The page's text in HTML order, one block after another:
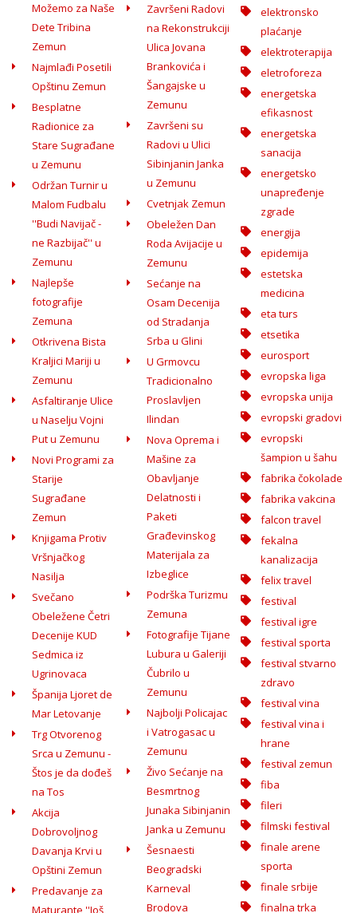
Možemo za Naše
Dete Tribina
Zemun
Najmlađi Posetili
Opštinu Zemun
Besplatne
Radionice za
Stare Sugrađane
u Zemunu
Održan Turnir u
Malom Fudbalu
''Budi Navijač -
ne Razbijač'' u
Zemunu
Najlepše
fotografije
Zemuna
Otkrivena Bista
Kraljici Mariji u
Zemunu
Asfaltiranje Ulice
u Naselju Vojni
Put u Zemunu
Novi Programi za
Starije
Sugrađane
Zemun
Knjigama Protiv
Vršnjačkog
Nasilja
Svečano
Obeležene Četri
Decenije KUD
Sedmica iz
Ugrinovaca
Španija Ljoret de
Mar Letovanje
Trg Otvorenog
Srca u Zemunu -
Štos je da dođeš
na Tos
Akcija
Dobrovoljnog
Davanja Krvi u
Opštini Zemun
Predavanje za
Maturante ''Još
Završeni Radovi
na Rekonstrukciji
Ulica Jovana
Brankovića i
Šangajske u
Zemunu
Završeni su
Radovi u Ulici
Sibinjanin Janka
u Zemunu
Cvetnjak Zemun
Obeležen Dan
Roda Avijacije u
Zemunu
Sećanje na
Osam Decenija
od Stradanja
Srba u Glini
U Grmovcu
Tradicionalno
Proslavljen
Ilindan
Nova Oprema i
Mašine za
Obavljanje
Delatnosti i
Paketi
Građevinskog
Materijala za
Izbeglice
Podrška Turizmu
Zemuna
Fotografije Tijane
Lubura u Galeriji
Čubrilo u
Zemunu
Najbolji Policajac
i Vatrogasac u
Zemunu
Živo Sećanje na
Besmrtnog
Junaka Sibinjanin
Janka u Zemunu
Šesnaesti
Beogradski
Karneval
Brodova
elektronsko
plaćanje
elektroterapija
eletroforeza
energetska
efikasnost
energetska
sanacija
energetsko
unapređenje
zgrade
energija
epidemija
estetska
medicina
eta turs
etsetika
eurosport
evropska liga
evropska unija
evropski gradovi
evropski
šampion u šahu
fabrika čokolade
fabrika vakcina
falcon travel
fekalna
kanalizacija
felix travel
festival
festival igre
festival sporta
festival stvarno
zdravo
festival vina
festival vina i
hrane
festival zemun
fiba
fileri
filmski festival
finale arene
sporta
finale srbije
finalna trka